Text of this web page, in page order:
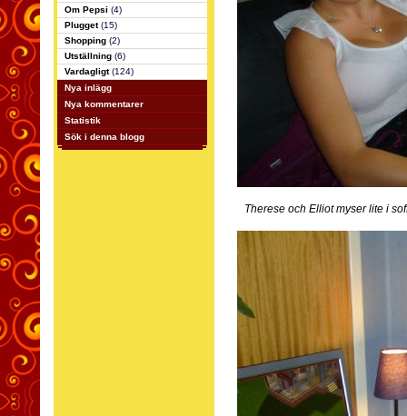
Om Pepsi (4)
Plugget(15)
Shopping (2)
Utställning (6)
Vardagligt(124)
Nya inlägg
Nya kommentarer
Statistik
Sök i denna blogg
Therese och Elliot myser lite i